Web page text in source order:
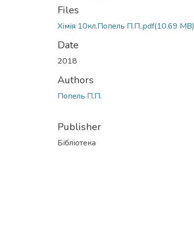
Files
Хімія 10кл.Попель П.П..pdf(10.69 MB)
Date
2018
Authors
Попель П.П.
Publisher
Бібліотека